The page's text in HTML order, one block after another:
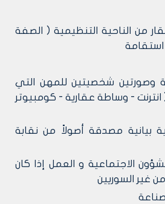
من الناحية التنظيمية ( الصفة
استقامة
وصورتين شخصيتين للمهن التي
- وساطة عقارية - كومبيوتر
بيانية مصدقة أصولاً من نقابة
الاجتماعية و العمل إذا كان
غير السوريين